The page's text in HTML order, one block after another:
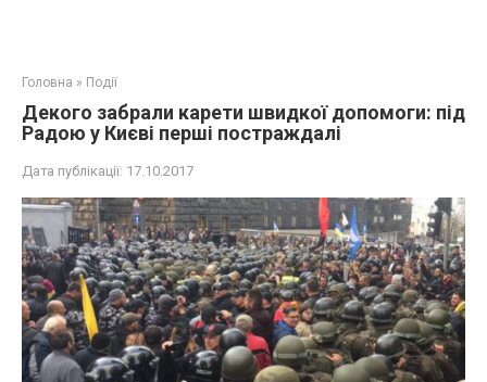
Головна » Події
Декого забрали карети швидкої допомоги: під
Радою у Києві перші постpaждалі
Дата публікації: 17.10.2017